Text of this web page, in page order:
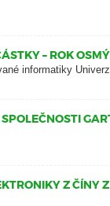
– ROK OSMÝ
informatiky
Z ČÍNY